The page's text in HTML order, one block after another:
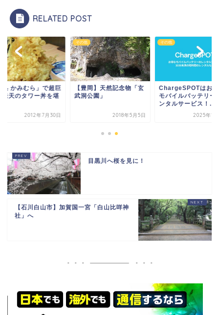
RELATED POST
処 かみむら」で超巨
老天のタワー丼を堪
2012年7月30日
その他
【豊岡】天然記念物「玄
武洞公園」
2018年5月5日
その他
ChargeSPOTはお
モバイルバッテリー
ンタルサービス！...
2025年1
目黒川へ桜を見に！
【石川白山市】加賀国一宮「白山比咩神
社」へ